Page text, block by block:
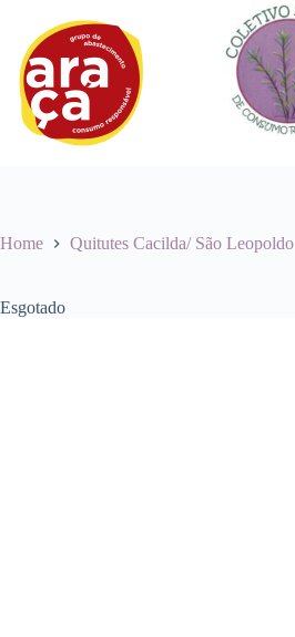
conteúdo
Home Quitutes Cacilda/ São Leopoldo
Esgotado